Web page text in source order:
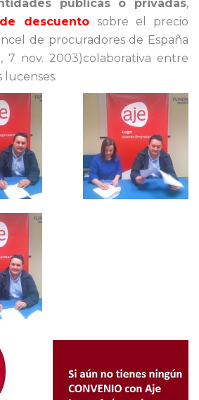
públicas o privadas,
descuento
sobre el precio
de procuradores de España
7 nov. 2003)colaborativa entre
lucenses.